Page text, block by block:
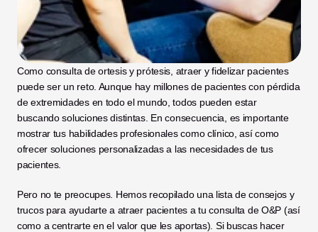
Como consulta de ortesis y prótesis, atraer y fidelizar pacientes
puede ser un reto. Aunque hay millones de pacientes con pérdida
de extremidades en todo el mundo, todos pueden estar
buscando soluciones distintas. En consecuencia, es importante
mostrar tus habilidades profesionales como clínico, así como
ofrecer soluciones personalizadas a las necesidades de tus
pacientes.
Pero no te preocupes. Hemos recopilado una lista de consejos y
trucos para ayudarte a atraer pacientes a tu consulta de O&P (así
como a centrarte en el valor que les aportas). Si buscas hacer